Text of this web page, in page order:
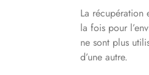
La récupération
la fois pour
ne sont plus
d’une autre.